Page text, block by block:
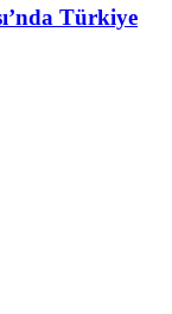
Türkiye